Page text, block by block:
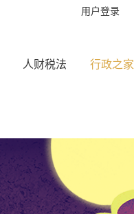
用户登录
人财税法 行政之家